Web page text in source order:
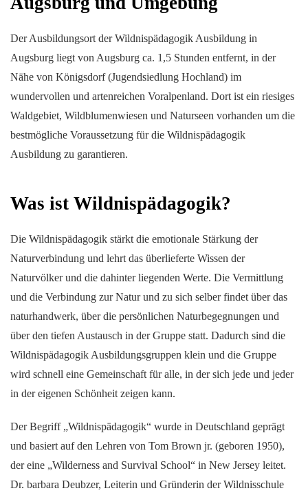
Der Ausbildungsort der Wildnispädagogik Ausbildung in
Augsburg liegt von Augsburg ca. 1,5 Stunden entfernt, in der
Nähe von Königsdorf (Jugendsiedlung Hochland) im
wundervollen und artenreichen Voralpenland. Dort ist ein riesiges
Waldgebiet, Wildblumenwiesen und Naturseen vorhanden um die
bestmögliche Voraussetzung für die Wildnispädagogik
Ausbildung zu garantieren.
Was ist Wildnispädagogik?
Die Wildnispädagogik stärkt die emotionale Stärkung der
Naturverbindung und lehrt das überlieferte Wissen der
Naturvölker und die dahinter liegenden Werte. Die Vermittlung
und die Verbindung zur Natur und zu sich selber findet über das
naturhandwerk, über die persönlichen Naturbegegnungen und
über den tiefen Austausch in der Gruppe statt. Dadurch sind die
Wildnispädagogik Ausbildungsgruppen klein und die Gruppe
wird schnell eine Gemeinschaft für alle, in der sich jede und jeder
in der eigenen Schönheit zeigen kann.
Der Begriff „Wildnispädagogik“ wurde in Deutschland geprägt
und basiert auf den Lehren von Tom Brown jr. (geboren 1950),
der eine „Wilderness and Survival School“ in New Jersey leitet.
Dr. barbara Deubzer, Leiterin und Gründerin der Wildnisschule